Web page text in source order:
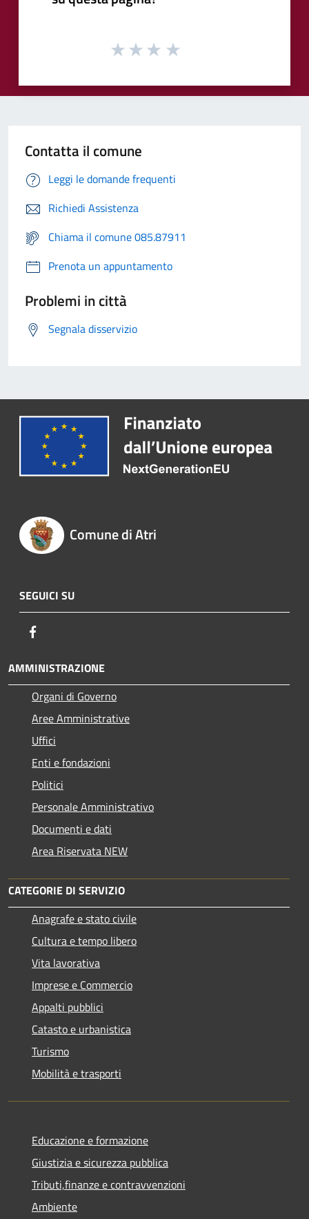
Contatta il comune
Leggi le domande frequenti
Richiedi Assistenza
Chiama il comune 085.87911
Prenota un appuntamento
Problemi in città
Segnala disservizio
Comune di Atri
SEGUICI SU
AMMINISTRAZIONE
Organi di Governo
Aree Amministrative
Uffici
Enti e fondazioni
Politici
Personale Amministrativo
Documenti e dati
Area Riservata NEW
CATEGORIE DI SERVIZIO
Anagrafe e stato civile
Cultura e tempo libero
Vita lavorativa
Imprese e Commercio
Appalti pubblici
Catasto e urbanistica
Turismo
Mobilità e trasporti
Educazione e formazione
Giustizia e sicurezza pubblica
Tributi,finanze e contravvenzioni
Ambiente